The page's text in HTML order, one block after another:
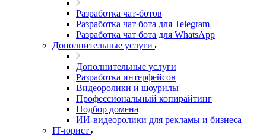
Разработка чат-ботов
Разработка чат бота для Telegram
Разработка чат бота для WhatsApp
Дополнительные услуги
Дополнительные услуги
Разработка интерфейсов
Видеоролики и шоурилы
Профессиональный копирайтинг
Подбор домена
ИИ-видеоролики для рекламы и бизнеса
IT-юрист